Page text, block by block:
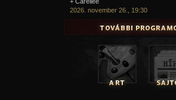
2026. november 26., 19:30